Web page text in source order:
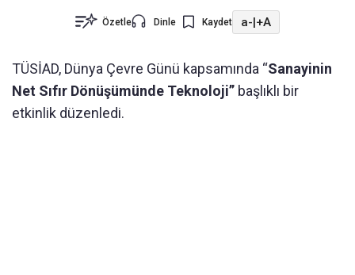
Özetle Dinle Kaydet a-|+A
TÜSİAD, Dünya Çevre Günü kapsamında “Sanayinin
Net Sıfır Dönüşümünde Teknoloji” başlıklı bir
etkinlik düzenledi.